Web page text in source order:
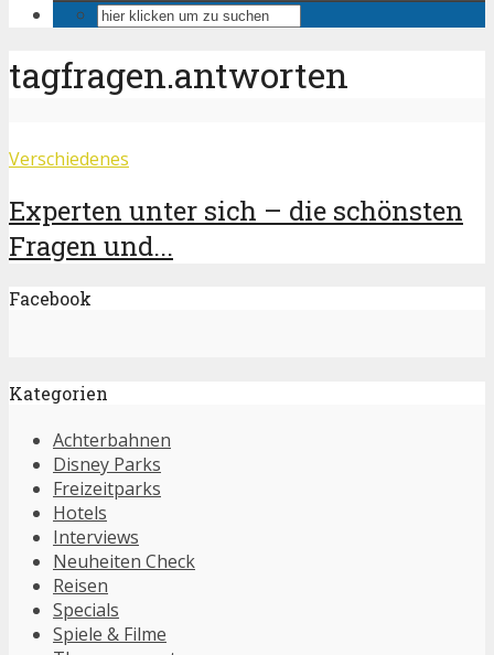
tagfragen.antworten
Verschiedenes
Experten unter sich – die schönsten
Fragen und...
Facebook
Kategorien
Achterbahnen
Disney Parks
Freizeitparks
Hotels
Interviews
Neuheiten Check
Reisen
Specials
Spiele & Filme